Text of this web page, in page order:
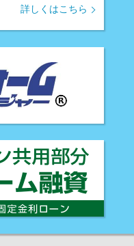
詳しくはこちら